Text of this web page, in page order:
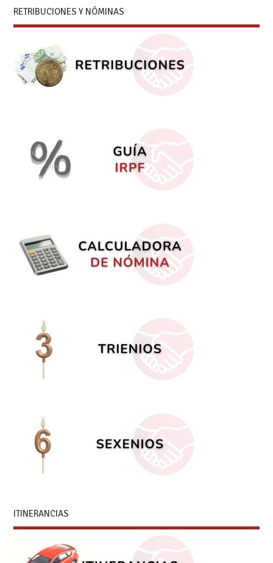
RETRIBUCIONES Y NÓMINAS
ITINERANCIAS